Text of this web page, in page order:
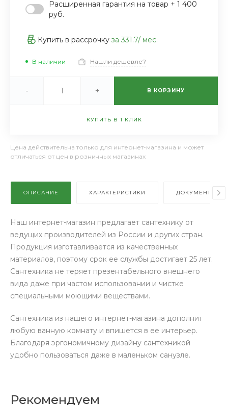
Расширенная гарантия на товар + 1 400
руб.
Купить в рассрочку за 331.7/ мес.
В наличии Нашли дешевле?
- + В КОРЗИНУ
КУПИТЬ В 1 КЛИК
Цена действительна только для интернет-магазина и может
отличаться от цен в розничных магазинах
ОПИСАНИЕ ХАРАКТЕРИСТИКИ ДОКУМЕНТЫ
Наш интернет-магазин предлагает сантехнику от
ведущих производителей из России и других стран.
Продукция изготавливается из качественных
материалов, поэтому срок ее службы достигает 25 лет.
Сантехника не теряет презентабельного внешнего
вида даже при частом использовании и чистке
специальными моющими веществами.
Сантехника из нашего интернет-магазина дополнит
любую ванную комнату и впишется в ее интерьер.
Благодаря эргономичному дизайну сантехникой
удобно пользоваться даже в маленьком санузле.
Рекомендуем